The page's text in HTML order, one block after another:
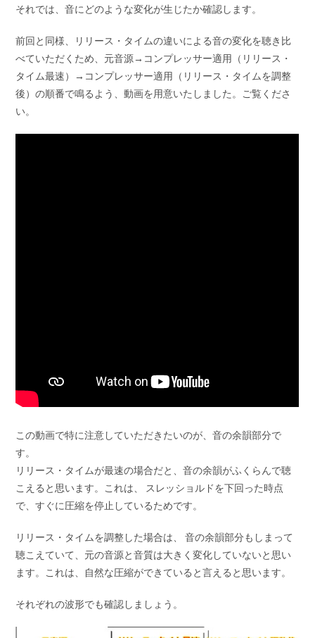
それでは、音にどのような変化が生じたか確認します。
前回と同様、リリース・タイムの違いによる音の変化を聴き比
べていただくため、元音源→コンプレッサー適用（リリース・
タイム最速）→コンプレッサー適用（リリース・タイムを調整
後）の順番で鳴るよう、動画を用意いたしました。ご覧くださ
い。
この動画で特に注意していただきたいのが、音の余韻部分で
す。
リリース・タイムが最速の場合だと、音の余韻がふくらんで聴
こえると思います。これは、 スレッショルドを下回った時点
で、すぐに圧縮を停止しているためです。
リリース・タイムを調整した場合は、音の余韻部分もしまって
聴こえていて、元の音源と音質は大きく変化していないと思い
ます。これは、自然な圧縮ができていると言えると思います。
それぞれの波形でも確認しましょう。